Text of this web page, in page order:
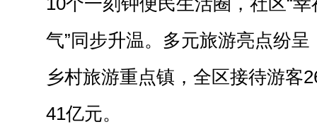
气”同步升温。多元旅游亮点纷
乡村旅游重点镇，全区接待游客
41亿元。